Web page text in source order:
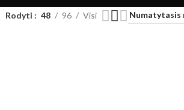
Rodyti 48 96 Visi